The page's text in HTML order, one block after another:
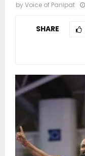
byVoice of Panipat
SHARE